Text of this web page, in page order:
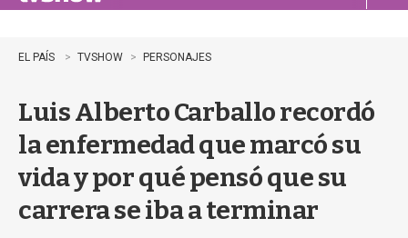
o
EL PAÍS TVSHOW PERSONAJES
Luis Alberto Carballo recordó
la enfermedad que marcó su
vida y por qué pensó que su
carrera se iba a terminar